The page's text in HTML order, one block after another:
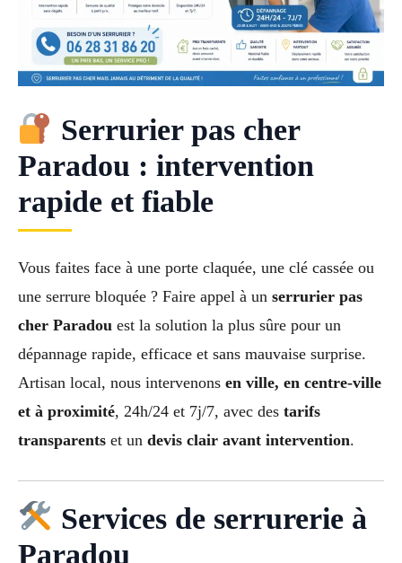
Serrurier pas cher
Paradou : intervention
rapide et fiable
Vous faites face à une porte claquée, une clé cassée ou
une serrure bloquée ? Faire appel à un serrurier pas
cher Paradou est la solution la plus sûre pour un
dépannage rapide, efficace et sans mauvaise surprise.
Artisan local, nous intervenons en ville, en centre-ville
et à proximité, 24h/24 et 7j/7, avec des tarifs
transparents et un devis clair avant intervention.
Services de serrurerie à
Paradou